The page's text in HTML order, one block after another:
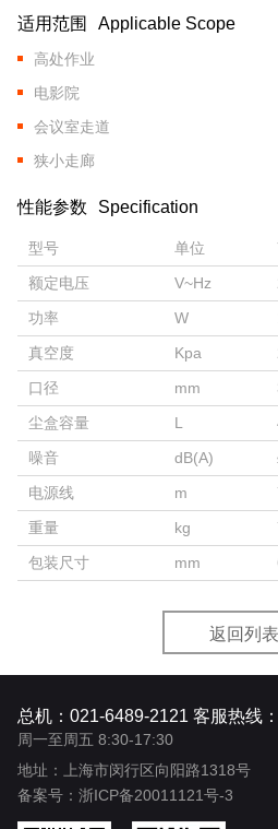
适用范围 Applicable Scope
高处作业
电影院
会议室走道
狭小走廊
性能参数 Specification
型号 单位
额定电压
V~Hz
功率
W
真空度
Kpa
口径
mm
尘盒容量
L
噪音
dB(A)
电源线
m
重量
kg
包装尺寸
mm
返回列表
总机：021-6489-2121 客服热线
周一至周五 8:30-17:30
地址：上海市闵行区向阳路1318号
备案号： 浙ICP备20011121号-3